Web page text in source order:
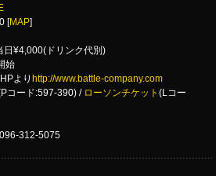
[MAP]
日¥4,000(ドリンク代別)
始
より http://www.battle-company.com
コード:597-390) / ローソンチケット (Lコー
312-5075